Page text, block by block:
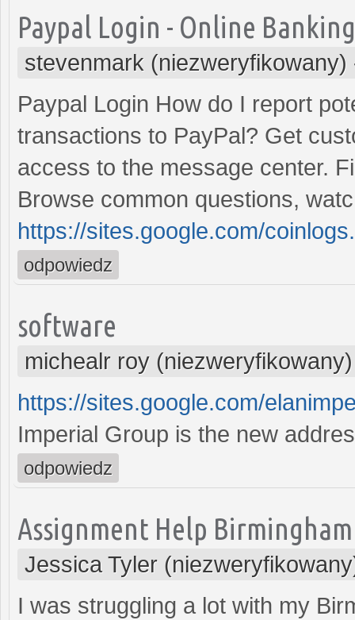
Paypal Login - Online
stevenmark (niezweryfikowany)
Paypal Login How do I report
transactions to PayPal? Get
access to the message center.
Browse common questions,
https://sites.google.com/
odpowiedz
software
michealr roy (niezweryfikowany)
https://sites.google.com/
Imperial Group is the new
odpowiedz
Assignment Help Birmingham
Jessica Tyler
I was struggling a lot with my